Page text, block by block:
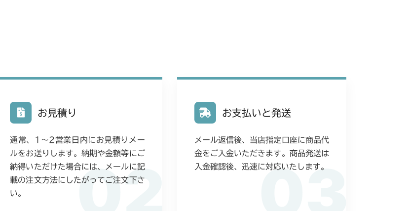
02
お見積り
通常、1〜2営業日内にお見積りメー
ルをお送りします。納期や金額等にご
納得いただけた場合には、メールに記
載の注文方法にしたがってご注文下さ
い。
03
お支払いと発送
メール返信後、当店指定口座に商品代
金をご入金いただきます。商品発送は
入金確認後、迅速に対応いたします。